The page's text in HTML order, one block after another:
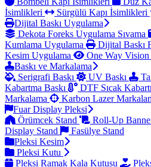
İsimlikleri
Sürgülü Kapı İsimlikleri
Dijital Baskı Uygulama
Dekota Foreks Uygulama Sıvama
Kumlama Uygulama
Dijital Baskı
Kesim Uygulama
One Way Vision
Baskı ve Markalama
Serigrafi Baskı
UV Baskı
Kabartma Baskı
DTF Sıcak
Markalama
Karbon Lazer
Fuar Display Pleksi
Örümcek Stand
Roll-Up
Display Stand
Fasülye Stand
Pleksi Kesim
Pleksi Kutu
Pleksi Ramak Kala Kutusu